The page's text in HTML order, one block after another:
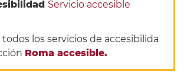
Servicio accesible
todos los servicios de accesibilida
Roma accesible.